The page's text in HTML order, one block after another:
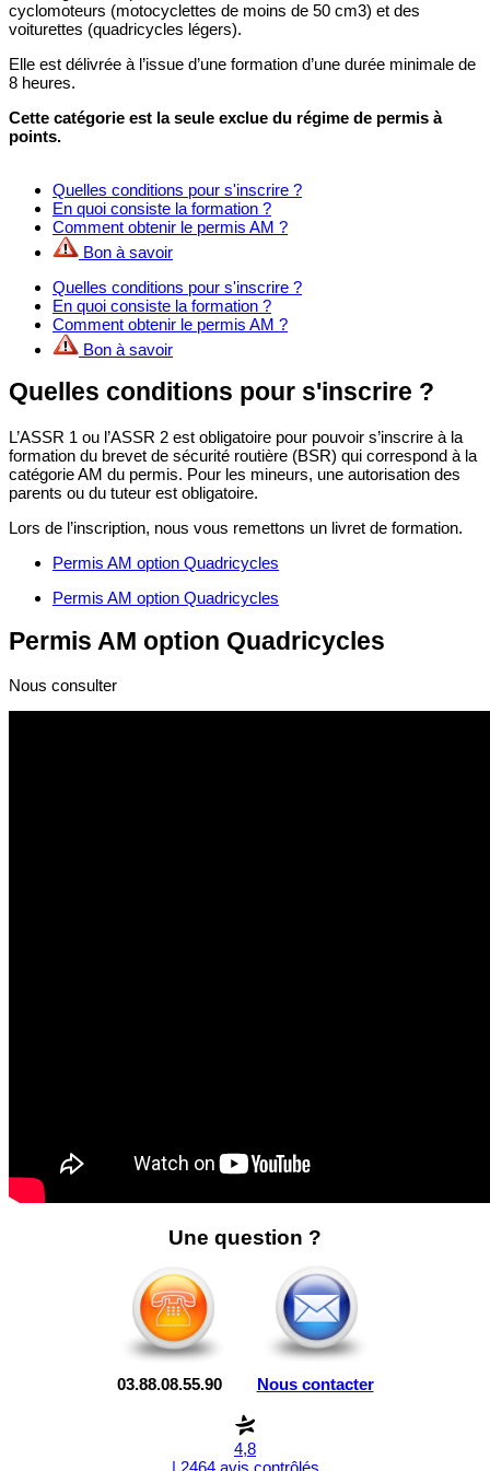
cyclomoteurs (motocyclettes de moins de 50 cm3) et des
voiturettes (quadricycles légers).
Elle est délivrée à l’issue d’une formation d’une durée minimale de
8 heures.
Cette catégorie est la seule exclue du régime de permis à
points.
Quelles conditions pour s'inscrire ?
En quoi consiste la formation ?
Comment obtenir le permis AM ?
Bon à savoir
Quelles conditions pour s'inscrire ?
En quoi consiste la formation ?
Comment obtenir le permis AM ?
Bon à savoir
Quelles conditions pour s'inscrire ?
L’ASSR 1 ou l’ASSR 2 est obligatoire pour pouvoir s’inscrire à la
formation du brevet de sécurité routière (BSR) qui correspond à la
catégorie AM du permis. Pour les mineurs, une autorisation des
parents ou du tuteur est obligatoire.
Lors de l’inscription, nous vous remettons un livret de formation.
Permis AM option Quadricycles
Permis AM option Quadricycles
Permis AM option Quadricycles
Nous consulter
Une question ?
03.88.08.55.90 Nous contacter
4,8